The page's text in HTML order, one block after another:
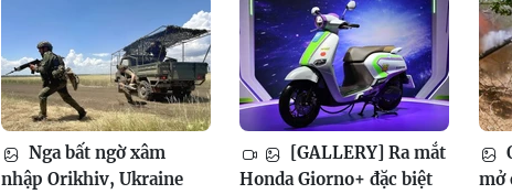
Nga bất ngờ xâm
nhập Orikhiv, Ukraine
[GALLERY] Ra mắt
Honda Giorno+ đặc biệt
mở